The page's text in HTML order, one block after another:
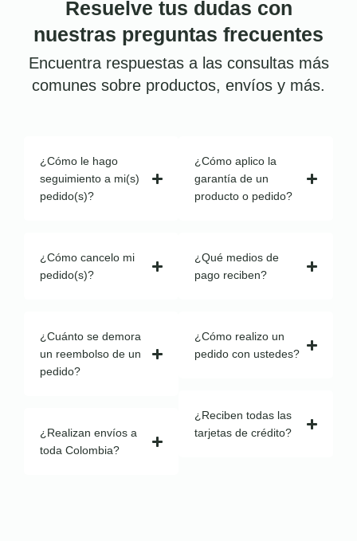
Resuelve tus dudas con
nuestras preguntas frecuentes
Encuentra respuestas a las consultas más
comunes sobre productos, envíos y más.
¿Cómo le hago
seguimiento a mi(s)
pedido(s)?
¿Cómo cancelo mi
pedido(s)?
¿Cuánto se demora
un reembolso de un
pedido?
¿Realizan envíos a
toda Colombia?
¿Cómo aplico la
garantía de un
producto o pedido?
¿Qué medios de
pago reciben?
¿Cómo realizo un
pedido con ustedes?
¿Reciben todas las
tarjetas de crédito?